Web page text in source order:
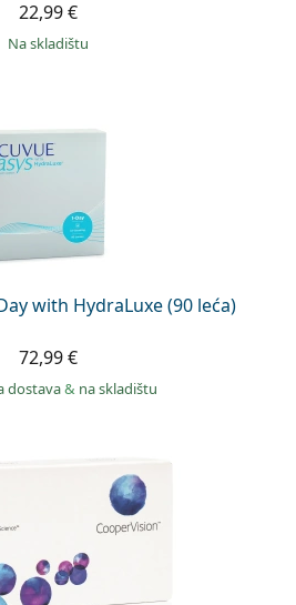
22,99 €
na skladištu
with HydraLuxe (90 leća)
72,99 €
dostava& na skladištu